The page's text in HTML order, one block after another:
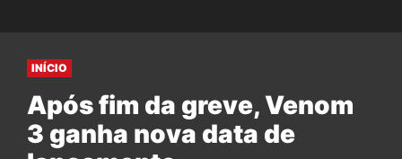
INÍCIO
Após fim da greve, Venom
3 ganha nova data de